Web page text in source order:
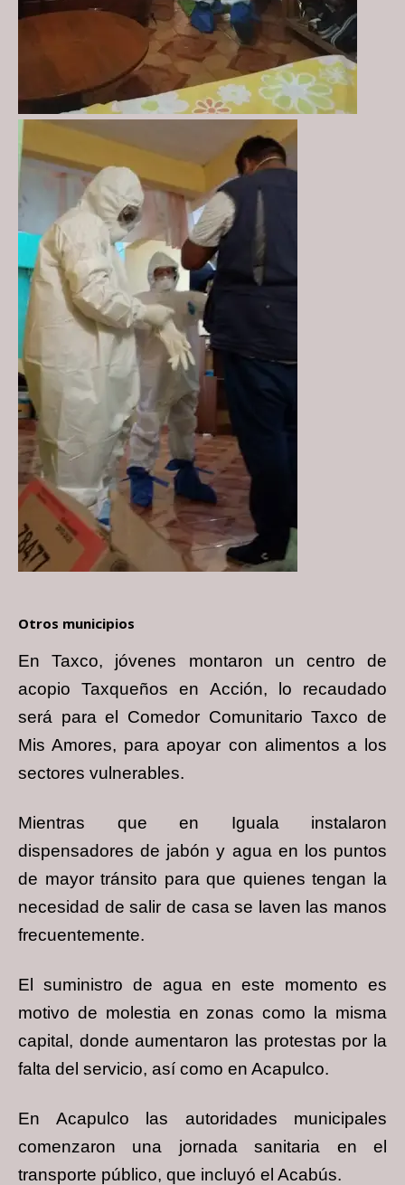
Otros municipios
En Taxco, jóvenes montaron un centro de
acopio Taxqueños en Acción, lo recaudado
será para el Comedor Comunitario Taxco de
Mis Amores, para apoyar con alimentos a los
sectores vulnerables.
Mientras que en Iguala instalaron
dispensadores de jabón y agua en los puntos
de mayor tránsito para que quienes tengan la
necesidad de salir de casa se laven las manos
frecuentemente.
El suministro de agua en este momento es
motivo de molestia en zonas como la misma
capital, donde aumentaron las protestas por la
falta del servicio, así como en Acapulco.
En Acapulco las autoridades municipales
comenzaron una jornada sanitaria en el
transporte público, que incluyó el Acabús.